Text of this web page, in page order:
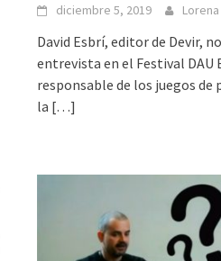
diciembre 5, 2019
David Esbrí, editor de Devir,
entrevista en el Festival DAU
responsable de los juegos de
la […]